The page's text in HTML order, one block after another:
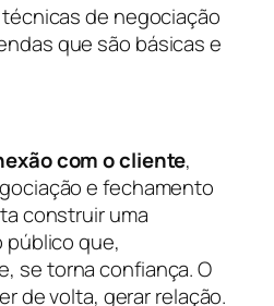
de negociação
que são básicas e
com o cliente,
e fechamento
construir uma
público que,
se torna confiança. O
de volta, gerar relação.